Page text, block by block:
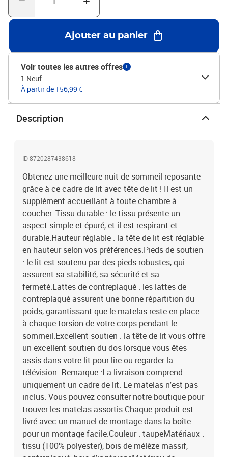
matelas assortis.Chaque produit est livré avec un manuel de
montage dans la boîte pour un montage facile.Couleur :
taupeMatériaux : tissu (100% polyester), bois de mélèze massif,
contreplaqué, bois d'ingénierieMatériau de remplissage :
mousseDimensions totales : 203 x 103 x 118/128 cm (L x l x
H)Dimensions du matelas correspondant : 100 x 200 cm (l x L)
(matelas non inclus)La livraison contient :1 x cadre de lit avec
pied de lit1 x tête de lit
Ajouter au panier
Voir toutes les autres offres 1
1 Neuf —
À partir de 156,99 €
Description
ID 8720287438618
Obtenez une meilleure nuit de sommeil reposante
grâce à ce cadre de lit avec tête de lit ! Il est un
supplément accueillant à toute chambre à
coucher. Tissu durable : le tissu présente un
aspect simple et épuré, et il est respirant et
durable.Hauteur réglable : la tête de lit est réglable
en hauteur selon vos préférences.Pieds de soutien
: le lit est soutenu par des pieds robustes, qui
assurent sa stabilité, sa sécurité et sa
fermeté.Lattes de contreplaqué : les lattes de
contreplaqué assurent une bonne répartition du
poids, garantissant que le matelas reste en place
à chaque torsion de votre corps pendant le
sommeil.Excellent soutien : la tête de lit vous offre
un excellent soutien du dos lorsque vous êtes
assis dans votre lit pour lire ou regarder la
télévision. Remarque :La livraison comprend
uniquement un cadre de lit. Le matelas n'est pas
inclus. Vous pouvez consulter notre boutique pour
trouver les matelas assortis.Chaque produit est
livré avec un manuel de montage dans la boîte
pour un montage facile.Couleur : taupeMatériaux :
tissu (100% polyester), bois de mélèze massif,